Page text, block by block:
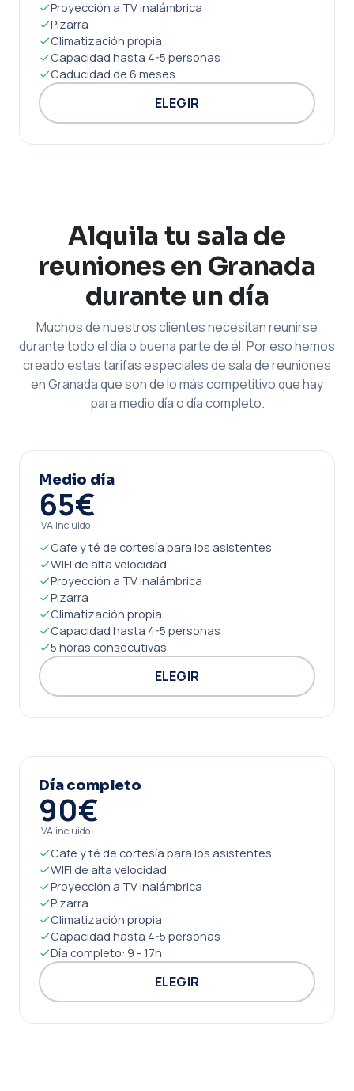
Proyección a TV inalámbrica
Pizarra
Climatización propia
Capacidad hasta 4-5 personas
Caducidad de 6 meses
ELEGIR
Alquila tu sala de
reuniones en Granada
durante un día
Muchos de nuestros clientes necesitan reunirse
durante todo el día o buena parte de él. Por eso hemos
creado estas tarifas especiales de sala de reuniones
en Granada que son de lo más competitivo que hay
para medio día o día completo.
Medio día
65€
IVA incluido
Cafe y té de cortesía para los asistentes
WIFI de alta velocidad
Proyección a TV inalámbrica
Pizarra
Climatización propia
Capacidad hasta 4-5 personas
5 horas consecutivas
ELEGIR
Día completo
90€
IVA incluido
Cafe y té de cortesía para los asistentes
WIFI de alta velocidad
Proyección a TV inalámbrica
Pizarra
Climatización propia
Capacidad hasta 4-5 personas
Día completo: 9 - 17h
ELEGIR